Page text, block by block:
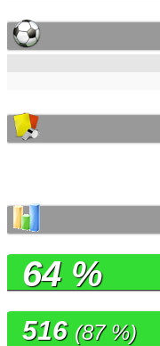
64 %
516 (87 %)